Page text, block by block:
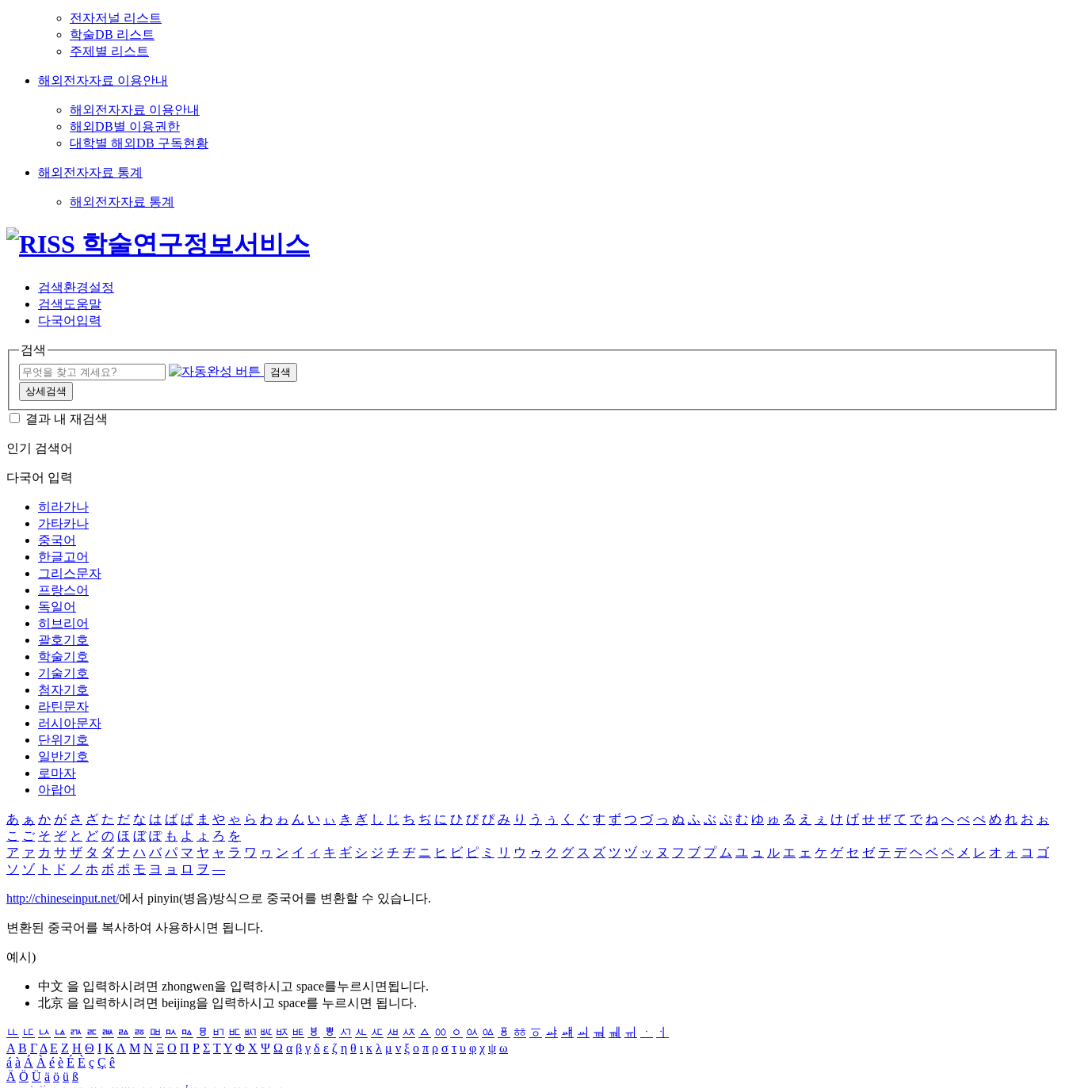
전자저널 리스트
학술DB 리스트
주제별 리스트
해외전자자료 이용안내
해외전자자료 이용안내
해외DB별 이용권한
대학별 해외DB 구독현황
해외전자자료 통계
해외전자자료 통계
검색환경설정
검색도움말
다국어입력
검색
검색
상세검색
결과 내 재검색
인기 검색어
다국어 입력
히라가나
가타카나
중국어
한글고어
그리스문자
프랑스어
독일어
히브리어
괄호기호
학술기호
기술기호
첨자기호
라틴문자
러시아문자
단위기호
일반기호
로마자
아랍어
あ ぁ か が さ ざ た だ な は ば ぱ ま や ゃ ら わ ゎ ん い ぃ き ぎ し じ ち ぢ に ひ び ぴ み り う ぅ く ぐ す ず つ づ っ ぬ ふ ぶ ぷ む ゆ ゅ る え ぇ け げ せ ぜ て で ね へ べ ぺ め れ お ぉ
こ ご そ ぞ と ど の ほ ぼ ぽ も よ ょ ろ を
ア ァ カ サ ザ タ ダ ナ ハ バ パ マ ヤ ャ ラ ワ ヮ ン イ ィ キ ギ シ ジ チ ヂ ニ ヒ ビ ピ ミ リ ウ ゥ ク グ ス ズ ツ ヅ ッ ヌ フ ブ プ ム ユ ュ ル エ ェ ケ ゲ セ ゼ テ デ ヘ ベ ペ メ レ オ ォ コ ゴ
ソ ゾ ト ド ノ ホ ボ ポ モ ヨ ョ ロ ヲ ―
http://chineseinput.net/에서 pinyin(병음)방식으로 중국어를 변환할 수 있습니다.
변환된 중국어를 복사하여 사용하시면 됩니다.
예시)
中文 을 입력하시려면 zhongwen을 입력하시고 space를누르시면됩니다.
北京 을 입력하시려면 beijing을 입력하시고 space를 누르시면 됩니다.
ㅥ ㅦ ㅧ ㅨ ㅩ ㅪ ㅫ ㅬ ㅭ ㅮ ㅯ ㅰ ㅱ ㅲ ㅳ ㅴ ㅵ ㅶ ㅷ ㅸ ㅹ ㅺ ㅻ ㅼ ㅽ ㅾ ㅿ ㆀ ㆁ ㆂ ㆃ ㆄ ㆅ ㆆ ㆇ ㆈ ㆉ ㆊ ㆋ ㆌ ㆍ
ㆎ
Α Β ΓΔ Ε Ζ Η Θ Ι ΚΛ Μ Ν Ξ Ο Π Ρ Σ ΤΥ Φ Χ Ψ Ω α β γ δ ε ζ η θ ι κ λ μ ν ξ ο π ρ σ τ υ φ χ ψ ω
á à Á À é è É È ç Ç ê
Ä Ö Ü ä ö ü ß